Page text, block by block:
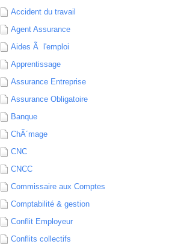
Accident du travail
Agent Assurance
Aides Ã l'emploi
Apprentissage
Assurance Entreprise
Assurance Obligatoire
Banque
ChÃ´mage
CNC
CNCC
Commissaire aux Comptes
Comptabilité & gestion
Conflit Employeur
Conflits collectifs